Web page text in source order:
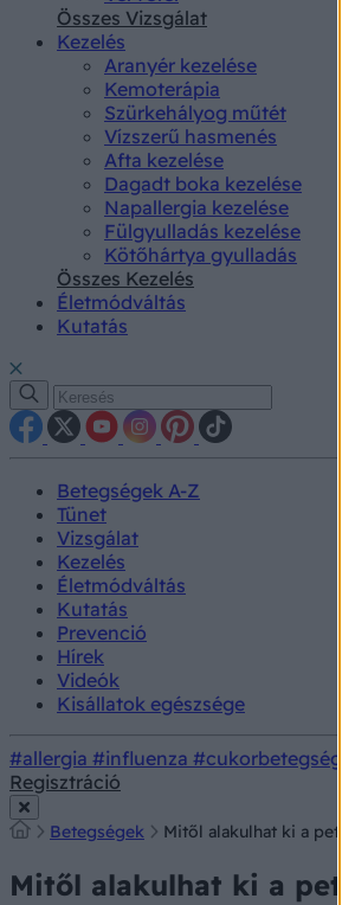
Összes Vizsgálat
Kezelés
Aranyér kezelése
Kemoterápia
Szürkehályog műtét
Vízszerű hasmenés
Afta kezelése
Dagadt boka kezelése
Napallergia kezelése
Fülgyulladás kezelése
Kötőhártya gyulladás
Összes Kezelés
Életmódváltás
Kutatás
Betegségek A-Z
Tünet
Vizsgálat
Kezelés
Életmódváltás
Kutatás
Prevenció
Hírek
Videók
Kisállatok egészsége
#allergia #influenza #cukorbetegség
Regisztráció
Betegségek Mitől alakulhat ki a
Mitől alakulhat ki a